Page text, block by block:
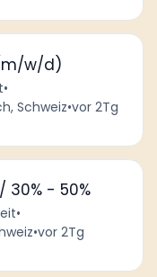
w/d)
•
Schweiz•vor 2Tg
30% - 50%
•
•vor 2Tg